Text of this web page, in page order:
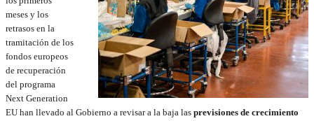
meses y los
retrasos en la
tramitación de los
fondos europeos
de recuperación
del programa
Next Generation
EU han llevado al Gobierno a revisar a la baja las previsiones de crecimiento